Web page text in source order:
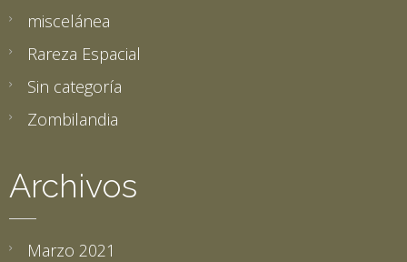
miscelánea
Rareza Espacial
Sin categoría
Zombilandia
Archivos
Marzo 2021